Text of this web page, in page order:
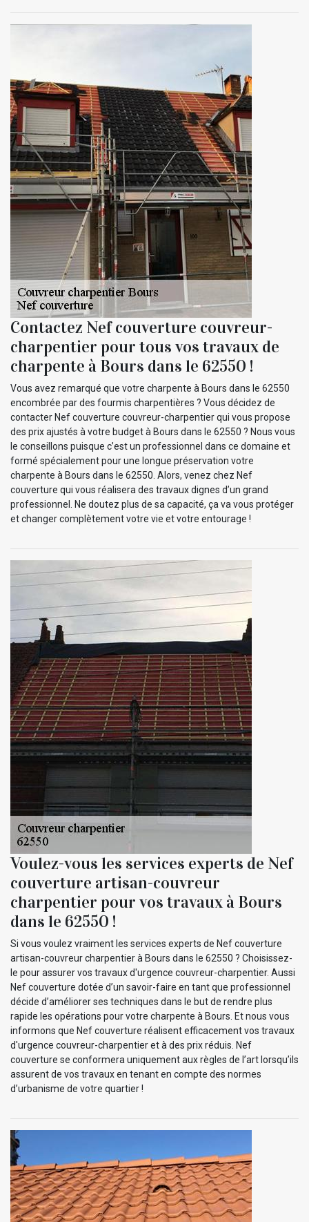
Contactez Nef couverture couvreur-
charpentier pour tous vos travaux de
charpente à Bours dans le 62550 !
Vous avez remarqué que votre charpente à Bours dans le 62550
encombrée par des fourmis charpentières ? Vous décidez de
contacter Nef couverture couvreur-charpentier qui vous propose
des prix ajustés à votre budget à Bours dans le 62550 ? Nous vous
le conseillons puisque c’est un professionnel dans ce domaine et
formé spécialement pour une longue préservation votre
charpente à Bours dans le 62550. Alors, venez chez Nef
couverture qui vous réalisera des travaux dignes d’un grand
professionnel. Ne doutez plus de sa capacité, ça va vous protéger
et changer complètement votre vie et votre entourage !
Voulez-vous les services experts de Nef
couverture artisan-couvreur
charpentier pour vos travaux à Bours
dans le 62550 !
Si vous voulez vraiment les services experts de Nef couverture
artisan-couvreur charpentier à Bours dans le 62550 ? Choisissez-
le pour assurer vos travaux d'urgence couvreur-charpentier. Aussi
Nef couverture dotée d’un savoir-faire en tant que professionnel
décide d’améliorer ses techniques dans le but de rendre plus
rapide les opérations pour votre charpente à Bours. Et nous vous
informons que Nef couverture réalisent efficacement vos travaux
d'urgence couvreur-charpentier et à des prix réduis. Nef
couverture se conformera uniquement aux règles de l’art lorsqu’ils
assurent de vos travaux en tenant en compte des normes
d’urbanisme de votre quartier !